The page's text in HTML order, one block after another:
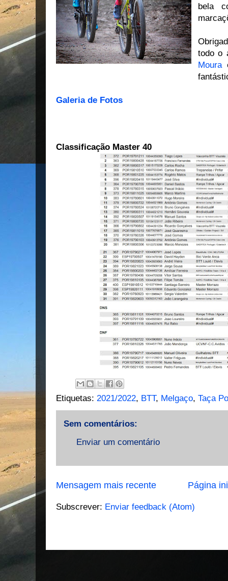
bela
todo o
Moura
Galeria de Fotos
Classificação Master 40
Etiquetas: 2021/2022, BTT, Melgaço, Taça
Sem comentários:
Enviar um comentário
Mensagem mais recente Página
Subscrever: Enviar feedback (Atom)